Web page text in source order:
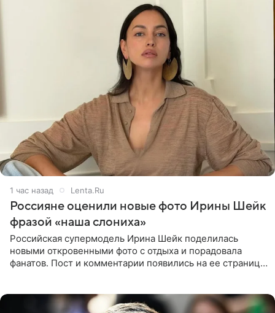
1 час назад Lenta.Ru
Россияне оценили новые фото Ирины Шейк
фразой «наша слониха»
Российская супермодель Ирина Шейк поделилась
новыми откровенными фото с отдыха и порадовала
фанатов. Пост и комментарии появились на ее странице